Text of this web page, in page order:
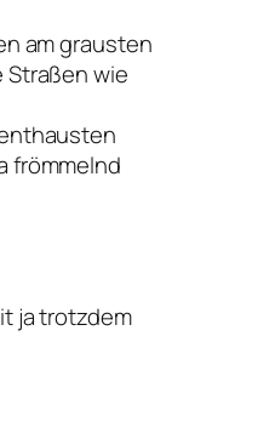
am grausten
wie
frömmelnd
ja trotzdem